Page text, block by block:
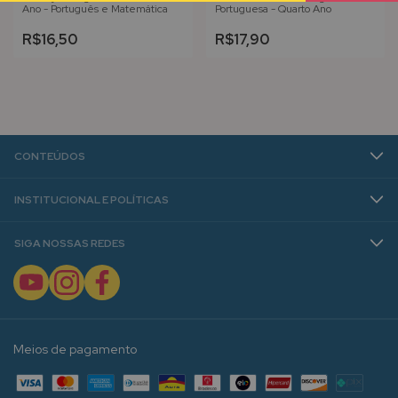
Ano - Português e Matemática
R$16,50
Portuguesa - Quarto Ano
R$17,90
CONTEÚDOS
INSTITUCIONAL E POLÍTICAS
SIGA NOSSAS REDES
Meios de pagamento